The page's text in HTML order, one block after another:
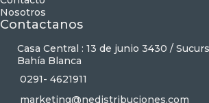
Nosotros
Contactanos
Casa Central : 13 de junio 3430 /
Bahía Blanca
0291- 4621911
marketing@nedistribuciones.com